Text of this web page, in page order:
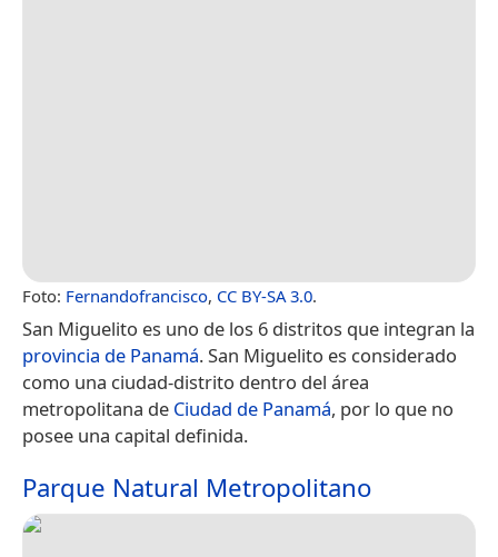
Foto: Fernandofrancisco, CC BY-SA 3.0.
San Miguelito es uno de los 6 distritos que integran la
provincia de Panamá. San Miguelito es considerado
como una ciudad-distrito dentro del área
metropolitana de Ciudad de Panamá, por lo que no
posee una capital definida.
Parque Natural Metropolitano